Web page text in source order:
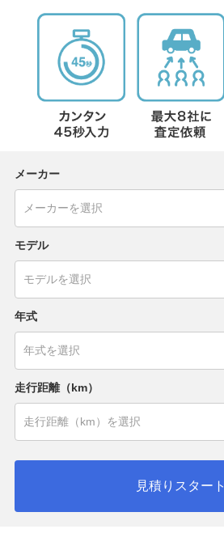
メーカー
モデル
年式
走行距離（km）
見積りスタート